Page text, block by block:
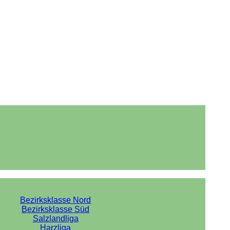
Bezirksklasse Nord
Bezirksklasse Süd
Salzlandliga
Harzliga